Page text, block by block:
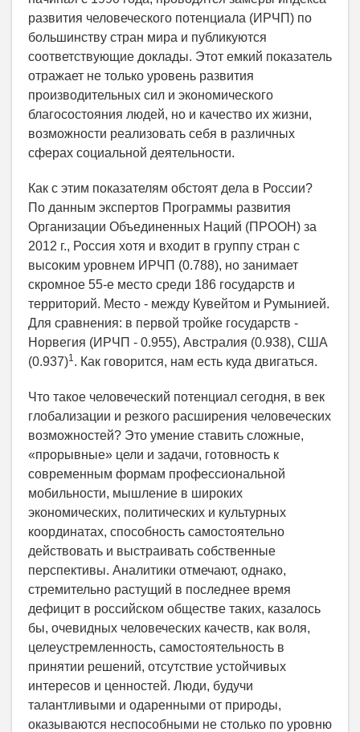
развития человеческого потенциала (ИРЧП) по
большинству стран мира и публикуются
соответствующие доклады. Этот емкий показатель
отражает не только уровень развития
производительных сил и экономического
благосостояния людей, но и качество их жизни,
возможности реализовать себя в различных
сферах социальной деятельности.
Как с этим показателям обстоят дела в России?
По данным экспертов Программы развития
Организации Объединенных Наций (ПРООН) за
2012 г., Россия хотя и входит в группу стран с
высоким уровнем ИРЧП (0.788), но занимает
скромное 55-е место среди 186 государств и
территорий. Место - между Кувейтом и Румынией.
Для сравнения: в первой тройке государств -
Норвегия (ИРЧП - 0.955), Австралия (0.938), США
(0.937)1. Как говорится, нам есть куда двигаться.
Что такое человеческий потенциал сегодня, в век
глобализации и резкого расширения человеческих
возможностей? Это умение ставить сложные,
«прорывные» цели и задачи, готовность к
современным формам профессиональной
мобильности, мышление в широких
экономических, политических и культурных
координатах, способность самостоятельно
действовать и выстраивать собственные
перспективы. Аналитики отмечают, однако,
стремительно растущий в последнее время
дефицит в российском обществе таких, казалось
бы, очевидных человеческих качеств, как воля,
целеустремленность, самостоятельность в
принятии решений, отсутствие устойчивых
интересов и ценностей. Люди, будучи
талантливыми и одаренными от природы,
оказываются неспособными не столько по уровню